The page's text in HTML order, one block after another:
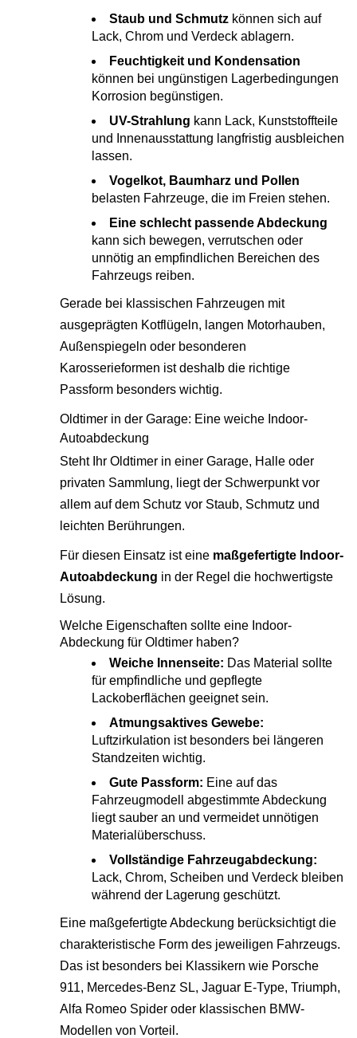
Staub und Schmutz können sich auf
Lack, Chrom und Verdeck ablagern.
Feuchtigkeit und Kondensation
können bei ungünstigen Lagerbedingungen
Korrosion begünstigen.
UV-Strahlung kann Lack, Kunststoffteile
und Innenausstattung langfristig ausbleichen
lassen.
Vogelkot, Baumharz und Pollen
belasten Fahrzeuge, die im Freien stehen.
Eine schlecht passende Abdeckung
kann sich bewegen, verrutschen oder
unnötig an empfindlichen Bereichen des
Fahrzeugs reiben.
Gerade bei klassischen Fahrzeugen mit
ausgeprägten Kotflügeln, langen Motorhauben,
Außenspiegeln oder besonderen
Karosserieformen ist deshalb die richtige
Passform besonders wichtig.
Oldtimer in der Garage: Eine weiche Indoor-
Autoabdeckung
Steht Ihr Oldtimer in einer Garage, Halle oder
privaten Sammlung, liegt der Schwerpunkt vor
allem auf dem Schutz vor Staub, Schmutz und
leichten Berührungen.
Für diesen Einsatz ist eine maßgefertigte Indoor-
Autoabdeckung in der Regel die hochwertigste
Lösung.
Welche Eigenschaften sollte eine Indoor-
Abdeckung für Oldtimer haben?
Weiche Innenseite: Das Material sollte
für empfindliche und gepflegte
Lackoberflächen geeignet sein.
Atmungsaktives Gewebe:
Luftzirkulation ist besonders bei längeren
Standzeiten wichtig.
Gute Passform: Eine auf das
Fahrzeugmodell abgestimmte Abdeckung
liegt sauber an und vermeidet unnötigen
Materialüberschuss.
Vollständige Fahrzeugabdeckung:
Lack, Chrom, Scheiben und Verdeck bleiben
während der Lagerung geschützt.
Eine maßgefertigte Abdeckung berücksichtigt die
charakteristische Form des jeweiligen Fahrzeugs.
Das ist besonders bei Klassikern wie Porsche
911, Mercedes-Benz SL, Jaguar E-Type, Triumph,
Alfa Romeo Spider oder klassischen BMW-
Modellen von Vorteil.